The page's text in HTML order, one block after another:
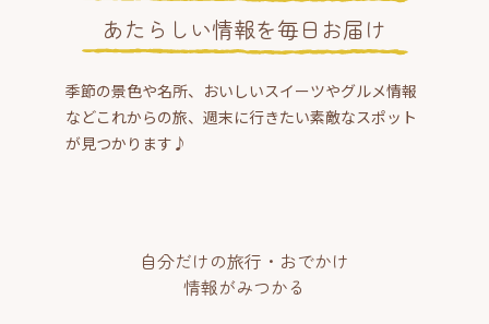
あたらしい情報を毎日お届け
季節の景色や名所、おいしいスイーツやグルメ情報
などこれからの旅、週末に行きたい素敵なスポット
が見つかります♪
自分だけの旅行・おでかけ
情報がみつかる